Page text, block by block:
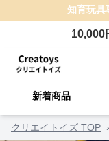
知育玩具
10,000
新着商品
クリエイトイズ TOP ›